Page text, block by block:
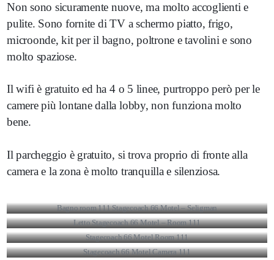
Non sono sicuramente nuove, ma molto accoglienti e
pulite. Sono fornite di TV a schermo piatto, frigo,
microonde, kit per il bagno, poltrone e tavolini e sono
molto spaziose.
Il wifi è gratuito ed ha 4 o 5 linee, purtroppo però per le
camere più lontane dalla lobby, non funziona molto
bene.
Il parcheggio è gratuito, si trova proprio di fronte alla
camera e la zona è molto tranquilla e silenziosa.
Bagno room 111 Stagecoach 66 Motel – Seligman
Letto Stagecoach 66 Motel – Room 111
Stagecoach 66 Motel Room 111
Stagecoach 66 Motel Camera 111